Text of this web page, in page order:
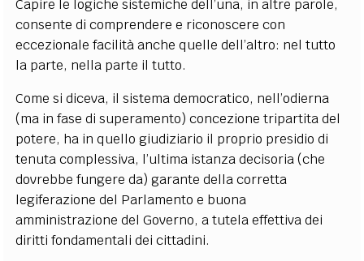
Capire le logiche sistemiche dell’una, in altre parole,
consente di comprendere e riconoscere con
eccezionale facilità anche quelle dell’altro: nel tutto
la parte, nella parte il tutto.
Come si diceva, il sistema democratico, nell’odierna
(ma in fase di superamento) concezione tripartita del
potere, ha in quello giudiziario il proprio presidio di
tenuta complessiva, l’ultima istanza decisoria (che
dovrebbe fungere da) garante della corretta
legiferazione del Parlamento e buona
amministrazione del Governo, a tutela effettiva dei
diritti fondamentali dei cittadini.